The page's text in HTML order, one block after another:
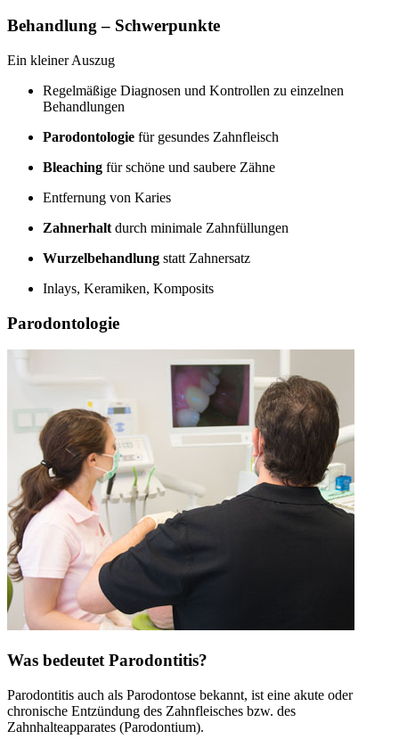
Behandlung – Schwerpunkte
Ein kleiner Auszug
Regelmäßige Diagnosen und Kontrollen zu einzelnen
Behandlungen
Parodontologie für gesundes Zahnfleisch
Bleaching für schöne und saubere Zähne
Entfernung von Karies
Zahnerhalt durch minimale Zahnfüllungen
Wurzelbehandlung statt Zahnersatz
Inlays, Keramiken, Komposits
Parodontologie
Was bedeutet Parodontitis?
Parodontitis auch als Parodontose bekannt, ist eine akute oder
chronische Entzündung des Zahnfleisches bzw. des
Zahnhalteapparates (Parodontium).